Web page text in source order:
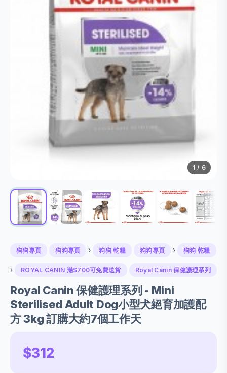
1 / 6
狗狗專頁 狗狗專頁 › 狗狗 乾糧 狗狗專頁 › 狗狗 乾糧
› ROYAL CANIN 滿$700可免費送貨 Royal Canin 保健護理系列
Royal Canin 保健護理系列 - Mini
Sterilised Adult Dog小型犬絕育加護配
方 3kg 訂購大約7個工作天
$312